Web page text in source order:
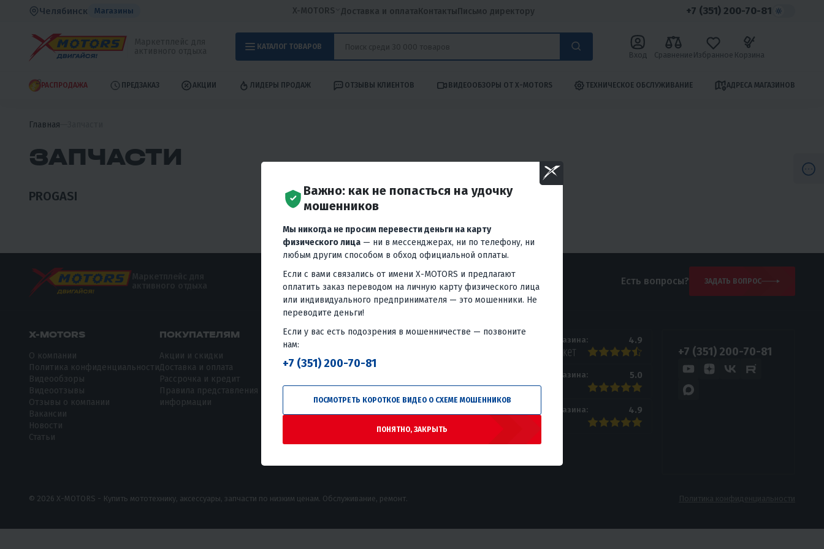
Челябинск Магазины X-MOTORS Доставка и оплатаКонтактыПисьмо директору +7 (351) 200-70-81
КАТАЛОГ ТОВАРОВ
Вход Сравнение Избранное Корзина
РАСПРОДАЖА ПРЕДЗАКАЗ АКЦИИ ЛИДЕРЫ ПРОДАЖ ОТЗЫВЫ КЛИЕНТОВ ВИДЕООБЗОРЫ ОТ X-MOTORS ТЕХНИЧЕСКОЕ ОБСЛУЖИВАНИЕ АДРЕСА МАГАЗИНОВ
Главная
ЗАПЧАСТИ
PROGASI
Есть вопросы? ЗАДАТЬ ВОПРОС
X-MOTORS
О компании
Политика конфиденциальности
Видеообзоры
Видеоотзывы
Отзывы о компании
Вакансии
Новости
Статьи
ПОКУПАТЕЛЯМ
Акции и скидки
Доставка и оплата
Рассрочка и кредит
Правила представления
информации
СЕРВИС
Техническое обслуживание
Гарантийный ремонт
КОНТАКТЫ Рейтинг магазина: 4.9
Рейтинг магазина: 5.0
Рейтинг магазина: 4.9
+7 (351) 200-70-81
© 2026 X-MOTORS - Купить мототехнику, аксессуары, запчасти по низким ценам. Обслуживание, ремонт.
Важно: как не попасться на удочку
мошенников
Мы никогда не просим перевести деньги на карту
физического лица — ни в мессенджерах, ни по телефону, ни
любым другим способом в обход официальной оплаты.
Если с вами связались от имени X-MOTORS и предлагают
оплатить заказ переводом на личную карту физического лица
или индивидуального предпринимателя — это мошенники. Не
переводите деньги!
Если у вас есть подозрения в мошенничестве — позвоните
нам:
+7 (351) 200-70-81
ПОСМОТРЕТЬ КОРОТКОЕ ВИДЕО О СХЕМЕ МОШЕННИКОВ
ПОНЯТНО, ЗАКРЫТЬ